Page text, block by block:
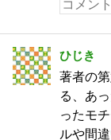
ひじき
著者の
る、あ
ったモ
ルや間